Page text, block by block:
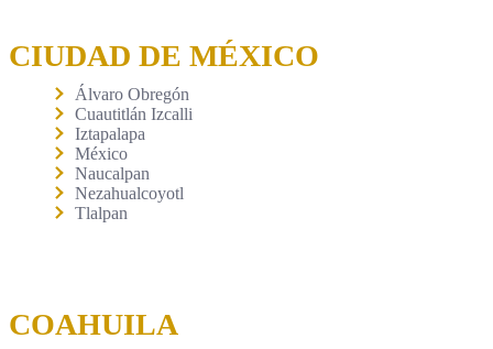
CIUDAD DE MÉXICO
Álvaro Obregón
Cuautitlán Izcalli
Iztapalapa
México
Naucalpan
Nezahualcoyotl
Tlalpan
COAHUILA